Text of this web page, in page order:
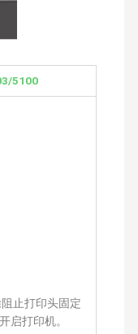
5100
止打印头固定
启打印机。